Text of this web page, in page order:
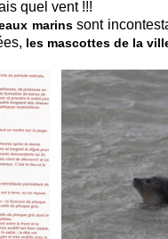
quel vent !!!
marinssont
les mascottes de la